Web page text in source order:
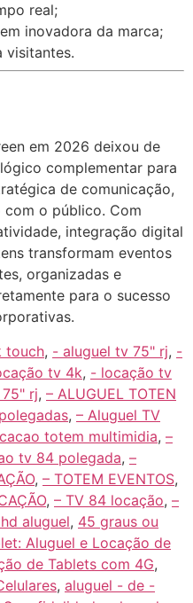
real;
inovadora da marca;
visitantes.
em 2026 deixou de
complementar para
de comunicação,
com o público. Com
integração digital
transformam eventos
organizadas e
para o sucesso
touch, - aluguel tv 75" rj, -
tv 4k, - locação tv
rj, – ALUGUEL TOTEN
, – Aluguel TV
totem multimidia, –
tv 84 polegada, –
, – TOTEM EVENTOS,
, – TV 84 locação, –
aluguel, 45 graus ou
Aluguel e Locação de
de Tablets com 4G,
, aluguel - de -